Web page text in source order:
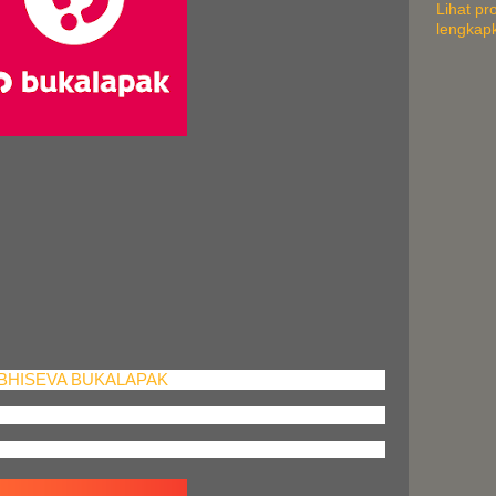
BUKALAPAK
Lihat